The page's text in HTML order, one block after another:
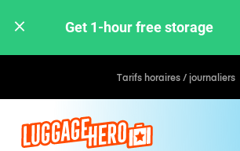
Get 1-hour free storage
Tarifs horaires / journaliers